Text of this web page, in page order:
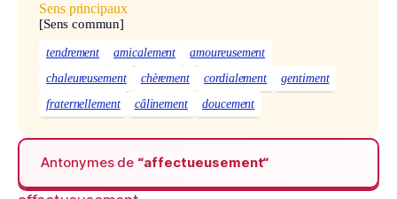
Sens principaux
[Sens commun]
tendrement amicalement
amoureusement
chaleureusement
chèrement cordialement
gentiment
fraternellement
câlinement doucement
Antonymes de “affectueusement“